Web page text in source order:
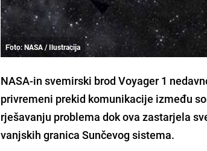
Foto: NASA / Ilustracija
NASA-in svemirski brod Voyager 1
privremeni prekid komunikacije između
rješavanju problema dok ova zastarjela
vanjskih granica Sunčevog sistema.